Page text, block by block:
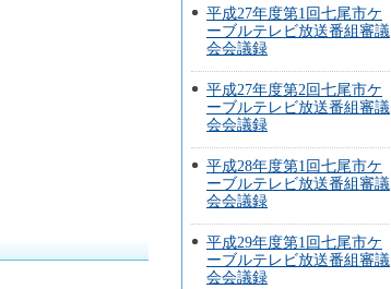
平成27年度第1回七尾市ケ
ーブルテレビ放送番組審議
会会議録
平成27年度第2回七尾市ケ
ーブルテレビ放送番組審議
会会議録
平成28年度第1回七尾市ケ
ーブルテレビ放送番組審議
会会議録
平成29年度第1回七尾市ケ
ーブルテレビ放送番組審議
会会議録